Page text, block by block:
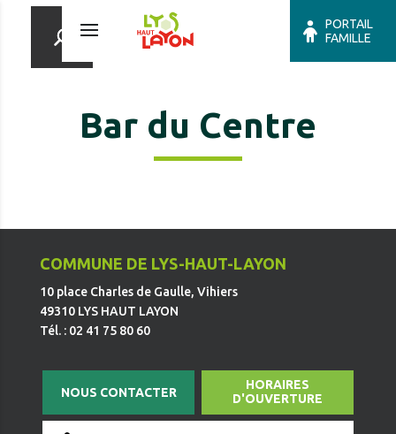
PORTAIL
FAMILLE
Bar du Centre
COMMUNE DE LYS-HAUT-LAYON
10 place Charles de Gaulle, Vihiers
49310 LYS HAUT LAYON
Tél. : 02 41 75 80 60
NOUS CONTACTER
HORAIRES
D'OUVERTURE